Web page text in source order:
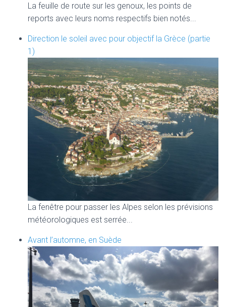
La feuille de route sur les genoux, les points de
reports avec leurs noms respectifs bien notés...
Direction le soleil avec pour objectif la Grèce (partie
1)
La fenêtre pour passer les Alpes selon les prévisions
météorologiques est serrée...
Avant l’automne, en Suède